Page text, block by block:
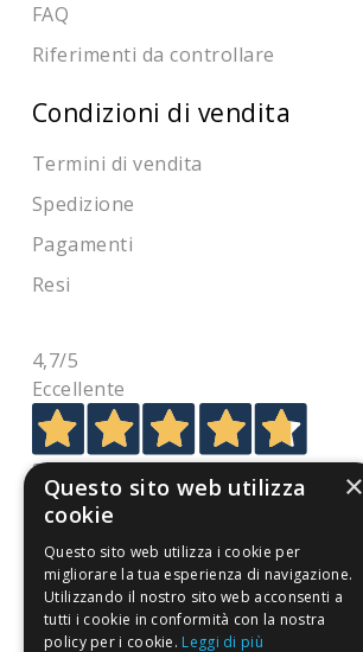
FAQ
Riferimenti da controllare
Condizioni di vendita
Termini di vendita
Spedizione
Pagamenti
Resi
4,7/5
Eccellente
3.818
Recensioni
×
Questo sito web utilizza
cookie
Questo sito web utilizza i cookie per
migliorare la tua esperienza di navigazione.
Utilizzando il nostro sito web acconsenti a
tutti i cookie in conformità con la nostra
policy per i cookie. Leggi di più